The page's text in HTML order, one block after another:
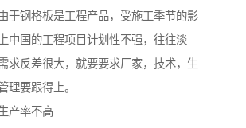
于钢格板是工程产品，受施工季节的影
中国的工程项目计划性不强，往往淡
求反差很大，就要要求厂家，技术，生
理要跟得上。
产率不高